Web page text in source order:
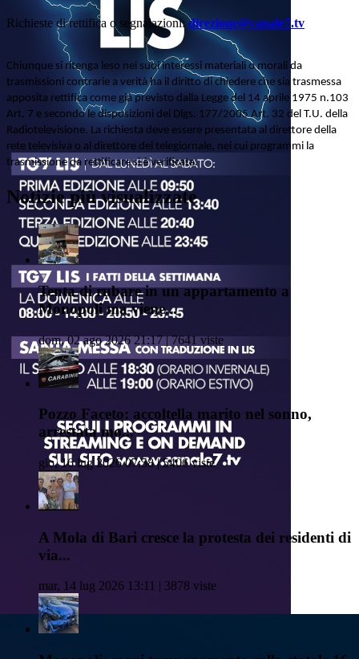
Richieste di rettifica o segnalazioni: direzione@canale7.tv
Chiunque si ritenga leso nei suoi interessi materiali o morali da
trasmissioni contrarie a verità ha il diritto di chiedere che sia trasmessa
apposita rettifica come già previsto dalla Legge del 14 aprile 1975 n.103
Art. 7 e secondo le disposizioni del Dlgs. 177/2005 Art. 32 del T.U. della
Radiotelevisione. La richiesta deve essere presentata al direttore della
rete televisiva o al direttore del telegiornale, nei cui programmi la
trasmissione da rettificare si è verificata.
Notizie più visualizzate
Tenta di rubare in un appartamento a
Monopoli ma viene...
dom, 02 ago 2026 21:17 | 7641 viste
Pozzo Faceto: accoltella marito nel sonno,
arrestata mo...
gio, 16 lug 2026 07:58 | 5406 viste
A Mola di Bari cresce la protesta dei residenti di
via...
mar, 14 lug 2026 13:11 | 3878 viste